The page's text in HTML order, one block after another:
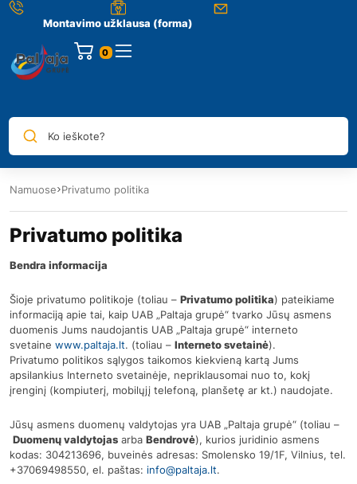
Montavimo užklausa (forma)
0
Ko ieškote?
Namuose Privatumo politika
Privatumo politika
Bendra informacija
Šioje privatumo politikoje (toliau – Privatumo politika) pateikiame
informaciją apie tai, kaip UAB „Paltaja grupė“ tvarko Jūsų asmens
duomenis Jums naudojantis UAB „Paltaja grupė“ interneto
svetaine www.paltaja.lt. (toliau – Interneto svetainė).
Privatumo politikos sąlygos taikomos kiekvieną kartą Jums
apsilankius Interneto svetainėje, nepriklausomai nuo to, kokį
įrenginį (kompiuterį, mobilųjį telefoną, planšetę ar kt.) naudojate.
Jūsų asmens duomenų valdytojas yra UAB „Paltaja grupė“ (toliau –
Duomenų valdytojas arba Bendrovė), kurios juridinio asmens
kodas: 304213696, buveinės adresas: Smolensko 19/1F, Vilnius, tel.
+37069498550, el. paštas: info@paltaja.lt.